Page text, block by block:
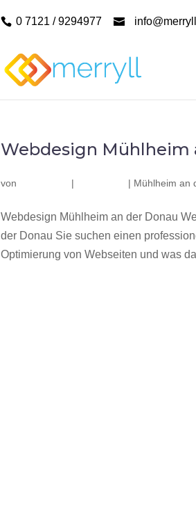
0 7121 / 9294977
Webdesign Mühlheim
von | | Mühlheim an
Webdesign Mühlheim an der Donau
der Donau Sie suchen einen
Optimierung von Webseiten und was